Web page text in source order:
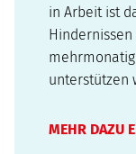
in Arbeit ist
unterstützen
Grundlagen
MEHR DAZU